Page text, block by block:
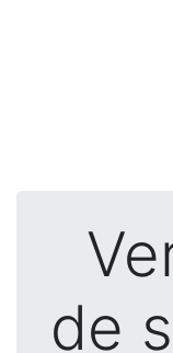
de